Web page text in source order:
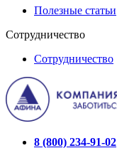
Полезные статьи
Сотрудничество
Сотрудничество
8 (800) 234-91-02